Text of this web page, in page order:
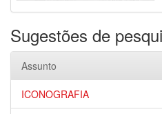
Sugestões de
Assunto
ICONOGRAFIA